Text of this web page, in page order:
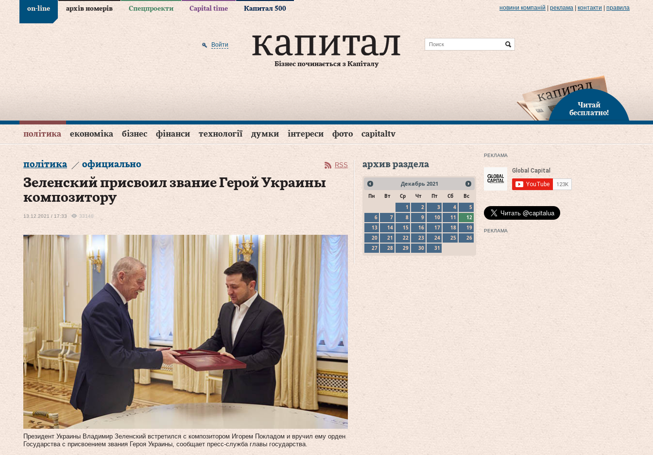
on-line архів номерів Спецпроекти Capital time Капитал 500 новини компаній реклама контакти правила
Бізнес починається з Капіталу
Войти
Читай
бесплатно!
політика економіка бізнес фінанси технології думки інтереси фото capitaltv
політика официально RSS
Зеленский присвоил звание Герой Украины
композитору
13.12.2021 / 17:33 33148
Президент Украины Владимир Зеленский встретился с композитором Игорем Покладом и вручил ему орден
Государства с присвоением звания Героя Украины, сообщает пресс-служба главы государства.
архив раздела
Декабрь 2021
Пн Вт Ср Чт Пт Сб
Вс
1
2 3 4
5
6
7 8 9 10 11
12
13
14 15 16 17 18
19
20
21 22 23 24 25
26
27
28 29 30 31
РЕКЛАМА
РЕКЛАМА